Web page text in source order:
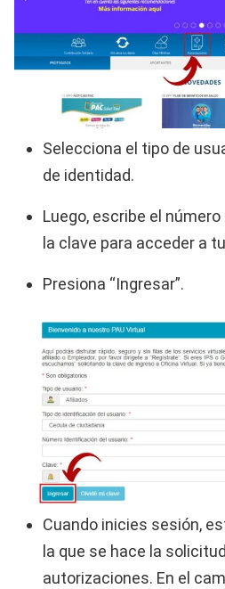
Selecciona el tipo de
de identidad.
Luego, escribe el
la clave para acceder a
Presiona “Ingresar”.
Cuando inicies sesión,
la que se hace la
autorizaciones. En el